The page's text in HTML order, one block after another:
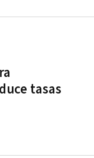
tasas